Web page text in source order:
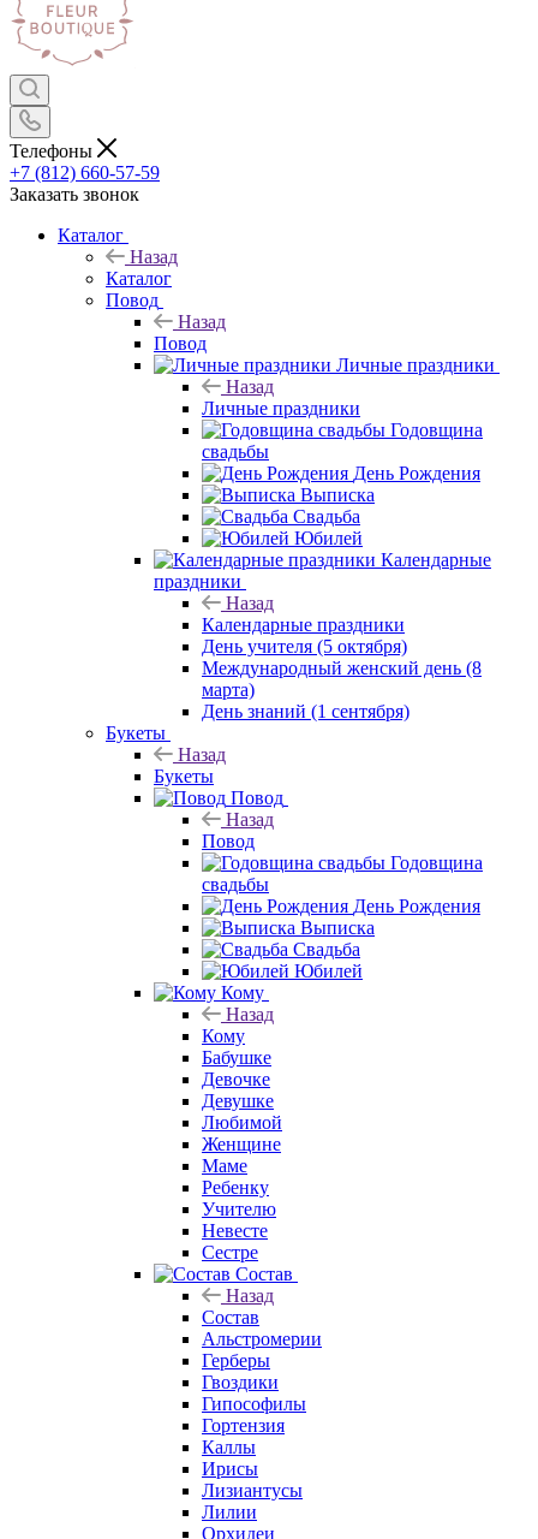
Телефоны
+7 (812) 660-57-59
Заказать звонок
Каталог
Назад
Каталог
Повод
Назад
Повод
Личные праздники
Назад
Личные праздники
Годовщина
свадьбы
День Рождения
Выписка
Свадьба
Юбилей
Календарные
праздники
Назад
Календарные праздники
День учителя (5 октября)
Международный женский день (8
марта)
День знаний (1 сентября)
Букеты
Назад
Букеты
Повод
Назад
Повод
Годовщина
свадьбы
День Рождения
Выписка
Свадьба
Юбилей
Кому
Назад
Кому
Бабушке
Девочке
Девушке
Любимой
Женщине
Маме
Ребенку
Учителю
Невесте
Сестре
Состав
Назад
Состав
Альстромерии
Герберы
Гвоздики
Гипософилы
Гортензия
Каллы
Ирисы
Лизиантусы
Лилии
Орхидеи